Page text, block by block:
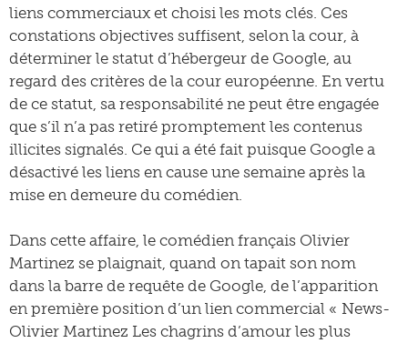
liens commerciaux et choisi les mots clés. Ces
constations objectives suffisent, selon la cour, à
déterminer le statut d’hébergeur de Google, au
regard des critères de la cour européenne. En vertu
de ce statut, sa responsabilité ne peut être engagée
que s’il n’a pas retiré promptement les contenus
illicites signalés. Ce qui a été fait puisque Google a
désactivé les liens en cause une semaine après la
mise en demeure du comédien.
Dans cette affaire, le comédien français Olivier
Martinez se plaignait, quand on tapait son nom
dans la barre de requête de Google, de l’apparition
en première position d’un lien commercial « News-
Olivier Martinez Les chagrins d’amour les plus